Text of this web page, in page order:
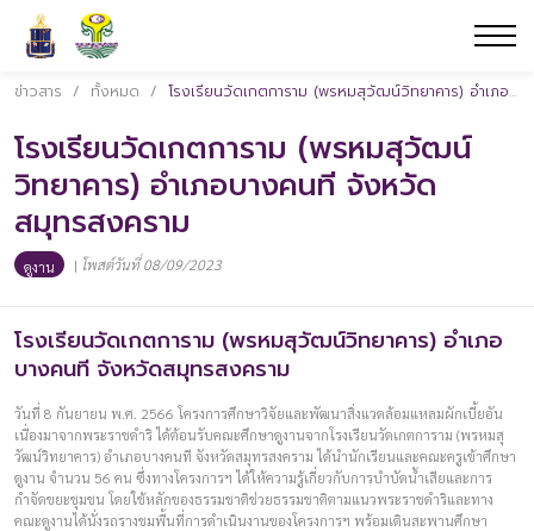
ข่าวสาร / ทั้งหมด / โรงเรียนวัดเกตการาม (พรหมสุวัฒน์วิทยาคาร) อำเภอบางคนที จังหวัดสมุทรสงคราม
โรงเรียนวัดเกตการาม (พรหมสุวัฒน์
วิทยาคาร) อำเภอบางคนที จังหวัด
สมุทรสงคราม
ดูงาน | โพสต์วันที่ 08/09/2023
โรงเรียนวัดเกตการาม (พรหมสุวัฒน์วิทยาคาร) อำเภอ
บางคนที จังหวัดสมุทรสงคราม
วันที่ 8 กันยายน พ.ศ. 2566 โครงการศึกษาวิจัยและพัฒนาสิ่งแวดล้อมแหลมผักเบี้ยอัน
เนื่องมาจากพระราชดำริ ได้ต้อนรับคณะศึกษาดูงานจากโรงเรียนวัดเกตการาม (พรหมสุ
วัฒน์วิทยาคาร) อำเภอบางคนที จังหวัดสมุทรสงคราม ได้นำนักเรียนและคณะครูเข้าศึกษา
ดูงาน จำนวน 56 คน ซึ่งทางโครงการฯ ได้ให้ความรู้เกี่ยวกับการบำบัดน้ำเสียและการ
กำจัดขยะชุมชน โดยใช้หลักของธรรมชาติช่วยธรรมชาติตามแนวพระราชดำริและทาง
คณะดูงานได้นั่งรถรางชมพื้นที่การดำเนินงานของโครงการฯ พร้อมเดินสะพานศึกษา